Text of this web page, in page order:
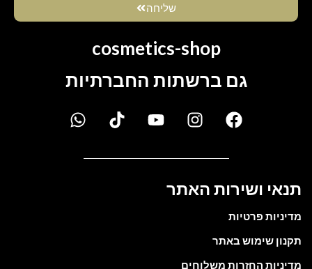
שליחה
cosmetics-shop
גם ברשתות החברתיות
תנאי ושירות האתר
מדיניות פרטיות
תקנון שימוש באתר
מדיניות החזרות משלוחים